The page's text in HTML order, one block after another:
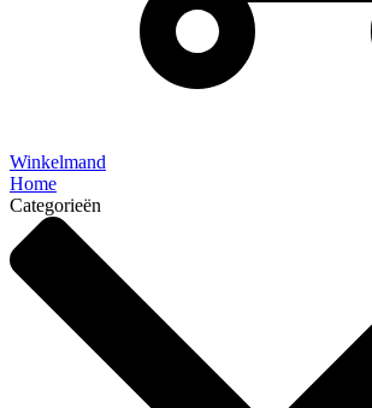
Winkelmand
Home
Categorieën